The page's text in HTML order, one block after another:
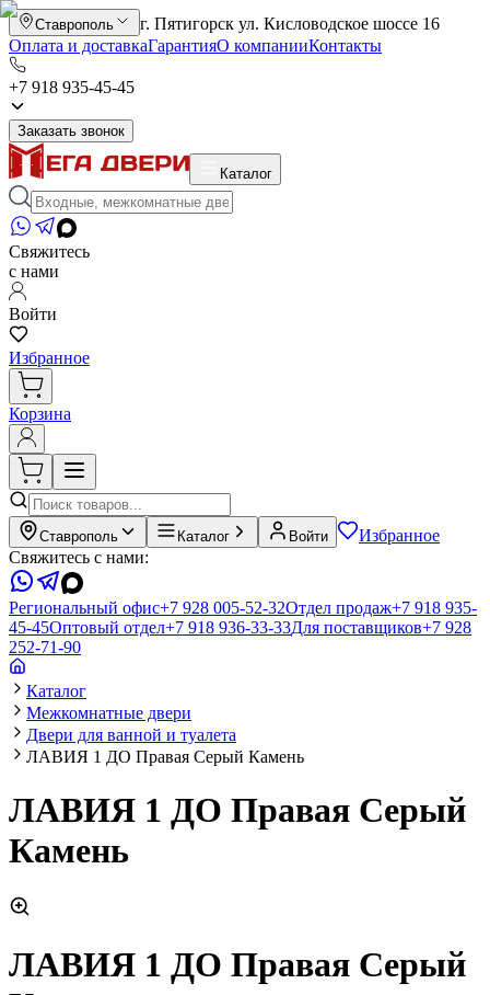
Ставрополь
г. Пятигорск ул. Кисловодское шоссе 16
Оплата и доставкаГарантияО компанииКонтакты
+7 918 935-45-45
Заказать звонок
Каталог
Свяжитесь
с нами
Войти
Избранное
Корзина
Ставрополь Каталог Войти
Избранное
Свяжитесь с нами:
Региональный офис+7 928 005-52-32Отдел продаж+7 918 935-
45-45Оптовый отдел+7 918 936-33-33Для поставщиков+7 928
252-71-90
Каталог
Межкомнатные двери
Двери для ванной и туалета
ЛАВИЯ 1 ДО Правая Серый Камень
ЛАВИЯ 1 ДО Правая Серый
Камень
ЛАВИЯ 1 ДО Правая Серый